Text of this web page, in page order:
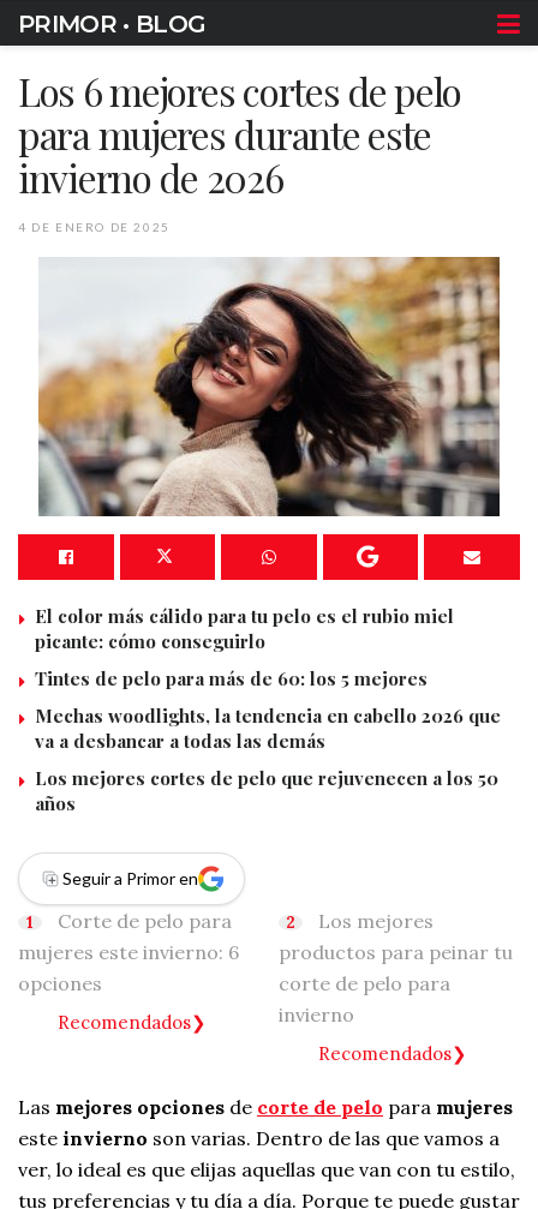
PRIMOR • BLOG
Los 6 mejores cortes de pelo
para mujeres durante este
invierno de 2026
4 DE ENERO DE 2025
El color más cálido para tu pelo es el rubio miel
picante: cómo conseguirlo
Tintes de pelo para más de 60: los 5 mejores
Mechas woodlights, la tendencia en cabello 2026 que
va a desbancar a todas las demás
Los mejores cortes de pelo que rejuvenecen a los 50
años
Seguir a Primor en
Corte de pelo para
mujeres este invierno: 6
opciones
Recomendados
Los mejores
productos para peinar tu
corte de pelo para
invierno
Recomendados
Las mejores opciones de corte de pelo para mujeres
este invierno son varias. Dentro de las que vamos a
ver, lo ideal es que elijas aquellas que van con tu estilo,
tus preferencias y tu día a día. Porque te puede gustar